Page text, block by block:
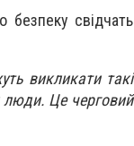
безпеку свідчать
викликати такі
люди. Це черговий